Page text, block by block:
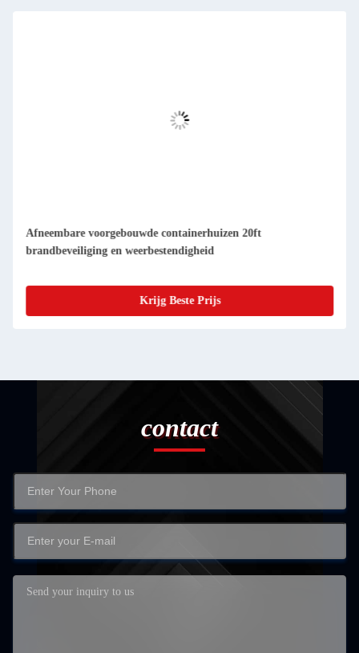
Compacte afneembare prefab-containerwoningen makkelijk
schoon te maken en stofdicht
Krijg Beste Prijs
contact